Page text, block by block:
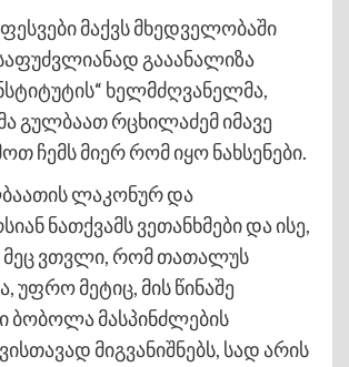
მაქვს მხედველობაში
გააანალიზა
ხელმძღვანელმა,
გულბაათ რცხილაძემ იმავე
ჩემს მიერ რომ იყო ნახსენები.
ლაკონურ და
ნათქვამს ვეთანხმები და ისე,
ვთვლი, რომ თათალუს
უფრო მეტიც, მის წინაშე
ბობოლა მასპინძლების
მიგვანიშნებს, სად არის